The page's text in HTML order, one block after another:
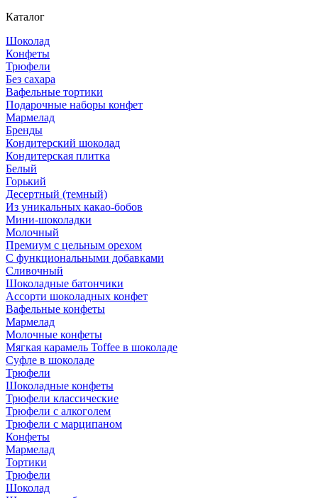
Каталог
Шоколад
Конфеты
Трюфели
Без сахара
Вафельные тортики
Подарочные наборы конфет
Мармелад
Бренды
Кондитерский шоколад
Кондитерская плитка
Белый
Горький
Десертный (темный)
Из уникальных какао-бобов
Мини-шоколадки
Молочный
Премиум с цельным орехом
С функциональными добавками
Сливочный
Шоколадные батончики
Ассорти шоколадных конфет
Вафельные конфеты
Мармелад
Молочные конфеты
Мягкая карамель Toffee в шоколаде
Суфле в шоколаде
Трюфели
Шоколадные конфеты
Трюфели классические
Трюфели с алкоголем
Трюфели с марципаном
Конфеты
Мармелад
Тортики
Трюфели
Шоколад